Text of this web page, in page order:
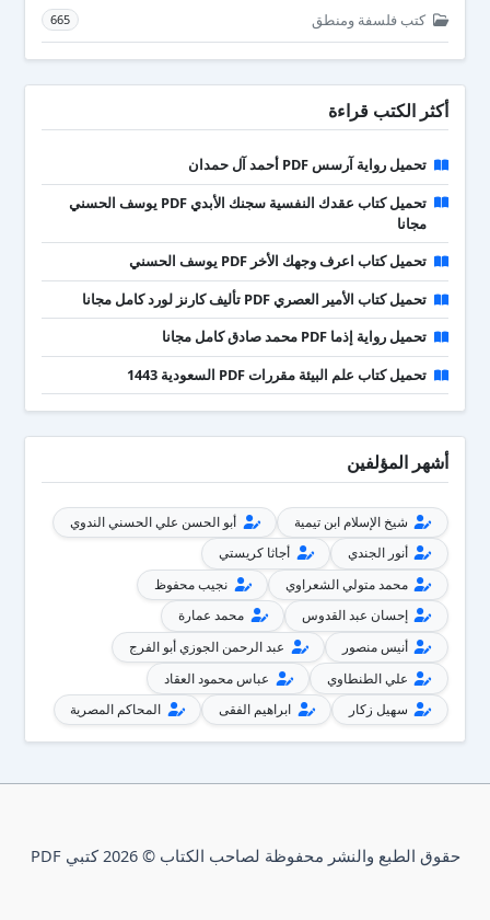
كتب فلسفة ومنطق 665
أكثر الكتب قراءة
تحميل رواية آرسس PDF أحمد آل حمدان
تحميل كتاب عقدك النفسية سجنك الأبدي PDF يوسف الحسني
مجانا
تحميل كتاب اعرف وجهك الأخر PDF يوسف الحسني
تحميل كتاب الأمير العصري PDF تأليف كارنز لورد كامل مجانا
تحميل رواية إذما PDF محمد صادق كامل مجانا
تحميل كتاب علم البيئة مقررات PDF السعودية 1443
أشهر المؤلفين
شيخ الإسلام ابن تيمية
أبو الحسن علي الحسني الندوي
أنور الجندي
أجاثا كريستي
محمد متولي الشعراوي
نجيب محفوظ
إحسان عبد القدوس
محمد عمارة
أنيس منصور
عبد الرحمن الجوزي أبو الفرج
علي الطنطاوي
عباس محمود العقاد
سهيل زكار
ابراهيم الفقى المحاكم المصرية
حقوق الطبع والنشر محفوظة لصاحب الكتاب © 2026 كتبي PDF